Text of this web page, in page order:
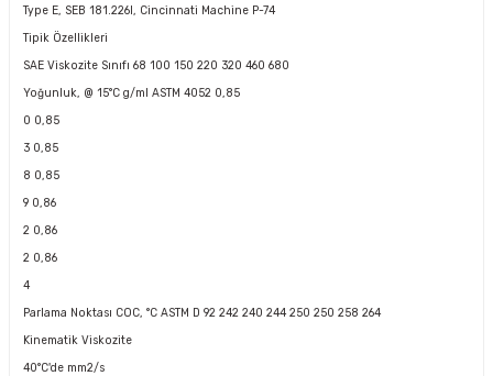
Type E, SEB 181.226I, Cincinnati Machine P-74
Tipik Özellikleri
SAE Viskozite Sınıfı 68 100 150 220 320 460 680
Yoğunluk, @ 15°C g/ml ASTM 4052 0,85
0 0,85
3 0,85
8 0,85
9 0,86
2 0,86
2 0,86
4
Parlama Noktası COC, °C ASTM D 92 242 240 244 250 250 258 264
Kinematik Viskozite
40°C'de mm2/s